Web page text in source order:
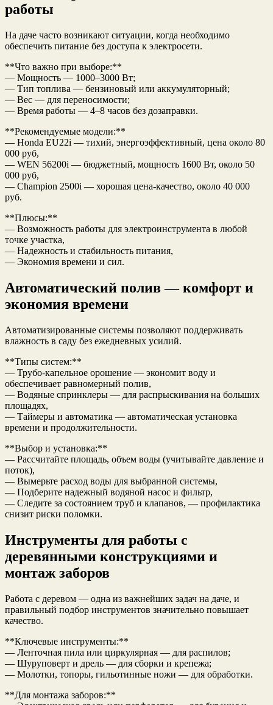
работы
На даче часто возникают ситуации, когда необходимо
обеспечить питание без доступа к электросети.
**Что важно при выборе:**
— Мощность — 1000–3000 Вт;
— Тип топлива — бензиновый или аккумуляторный;
— Вес — для переносимости;
— Время работы — 4–8 часов без дозаправки.
**Рекомендуемые модели:**
— Honda EU22i — тихий, энергоэффективный, цена около 80
000 руб,
— WEN 56200i — бюджетный, мощность 1600 Вт, около 50
000 руб,
— Champion 2500i — хорошая цена-качество, около 40 000
руб.
**Плюсы:**
— Возможность работы для электроинструмента в любой
точке участка,
— Надежность и стабильность питания,
— Экономия времени и сил.
Автоматический полив — комфорт и
экономия времени
Автоматизированные системы позволяют поддерживать
влажность в саду без ежедневных усилий.
**Типы систем:**
— Трубо-капельное орошение — экономит воду и
обеспечивает равномерный полив,
— Водяные спринклеры — для распрыскивания на больших
площадях,
— Таймеры и автоматика — автоматическая установка
времени и продолжительности.
**Выбор и установка:**
— Рассчитайте площадь, объем воды (учитывайте давление и
поток),
— Вымерьте расход воды для выбранной системы,
— Подберите надежный водяной насос и фильтр,
— Следите за состоянием труб и клапанов, — профилактика
снизит риски поломки.
Инструменты для работы с
деревянными конструкциями и
монтаж заборов
Работа с деревом — одна из важнейших задач на даче, и
правильный подбор инструментов значительно повышает
качество.
**Ключевые инструменты:**
— Ленточная пила или циркулярная — для распилов;
— Шуруповерт и дрель — для сборки и крепежа;
— Молотки, топоры, гильотинные ножи — для обработки.
**Для монтажа заборов:**